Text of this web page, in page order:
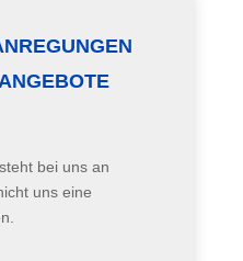
bei uns an
uns eine